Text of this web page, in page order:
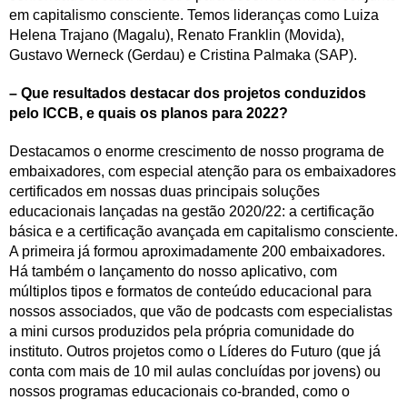
em capitalismo consciente. Temos lideranças como Luiza
Helena Trajano (Magalu), Renato Franklin (Movida),
Gustavo Werneck (Gerdau) e Cristina Palmaka (SAP).
– Que resultados destacar dos projetos conduzidos
pelo ICCB, e quais os planos para 2022?
Destacamos o enorme crescimento de nosso programa de
embaixadores, com especial atenção para os embaixadores
certificados em nossas duas principais soluções
educacionais lançadas na gestão 2020/22: a certificação
básica e a certificação avançada em capitalismo consciente.
A primeira já formou aproximadamente 200 embaixadores.
Há também o lançamento do nosso aplicativo, com
múltiplos tipos e formatos de conteúdo educacional para
nossos associados, que vão de podcasts com especialistas
a mini cursos produzidos pela própria comunidade do
instituto. Outros projetos como o Líderes do Futuro (que já
conta com mais de 10 mil aulas concluídas por jovens) ou
nossos programas educacionais co-branded, como o